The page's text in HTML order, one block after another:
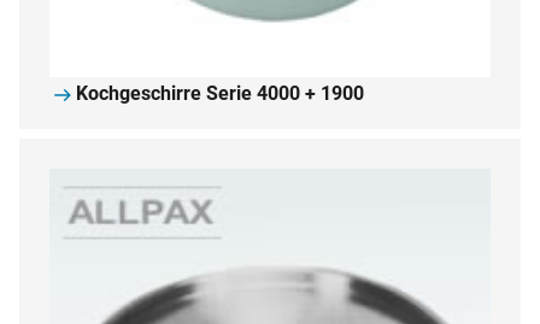
Kochgeschirre Serie 4000 + 1900